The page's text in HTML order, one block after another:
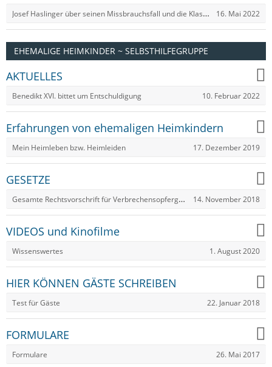
Josef Haslinger über seinen Missbrauchsfall und die Klasnic-Kommission 16. Mai 2022
EHEMALIGE HEIMKINDER ~ SELBSTHILFEGRUPPE
AKTUELLES
Benedikt XVI. bittet um Entschuldigung 10. Februar 2022
Erfahrungen von ehemaligen Heimkindern
Mein Heimleben bzw. Heimleiden 17. Dezember 2019
GESETZE
Gesamte Rechtsvorschrift für Verbrechensopfergesetz, Fassung vom 14.11.2018 14. November 2018
VIDEOS und Kinofilme
Wissenswertes 1. August 2020
HIER KÖNNEN GÄSTE SCHREIBEN
Test für Gäste 22. Januar 2018
FORMULARE
Formulare 26. Mai 2017